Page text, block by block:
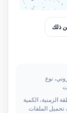
ذلك
نوع
الزمنية، الكمية
تحميل الملفات